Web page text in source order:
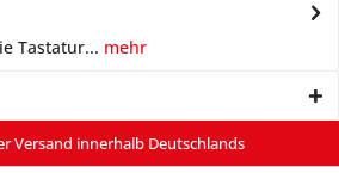
Tastatur... mehr
Versand innerhalb Deutschlands